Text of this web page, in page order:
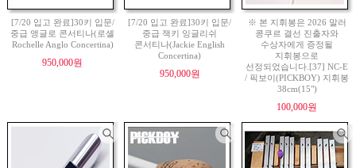
[7/20 입고 완료]30키 입문/
중급 앵글로 콘서티나(로셸
Rochelle Anglo Concertina)
950,000원
[7/20 입고 완료]30키 입문/
중급 잭키 잉글리쉬
콘서티나(Jackie English
Concertina)
950,000원
※ 본 지휘봉은 2026 말러
콩쿠르 결선 진출자와
수상자에게 증정될
지휘봉으로
선정되었습니다.[37] NC-E
/ 픽보이(PICKBOY) 지휘봉
38cm(15")
100,000원